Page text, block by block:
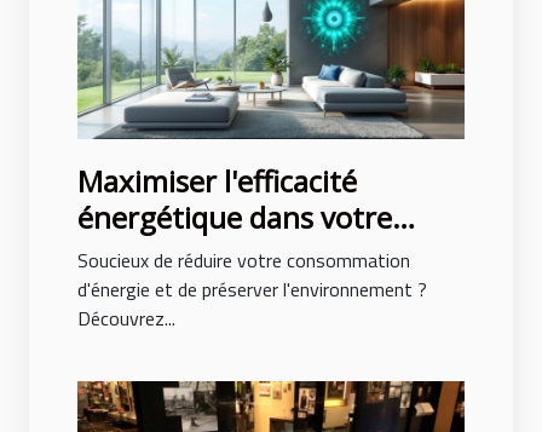
Maximiser l'efficacité
énergétique dans votre
habitat : conseils pratiques
Soucieux de réduire votre consommation
d'énergie et de préserver l'environnement ?
Découvrez...